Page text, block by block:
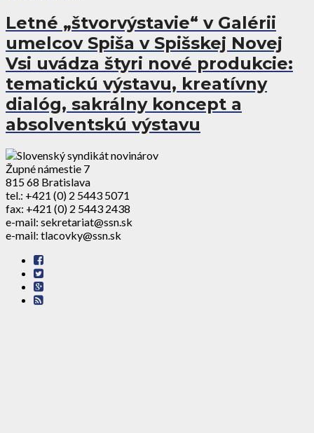
Letné „štvorvýstavie“ v Galérii
umelcov Spiša v Spišskej Novej
Vsi uvádza štyri nové produkcie:
tematickú výstavu, kreatívny
dialóg, sakrálny koncept a
absolventskú výstavu
Župné námestie 7
815 68 Bratislava
tel.: +421 (0) 2 5443 5071
fax: +421 (0) 2 5443 2438
e-mail: sekretariat@ssn.sk
e-mail: tlacovky@ssn.sk